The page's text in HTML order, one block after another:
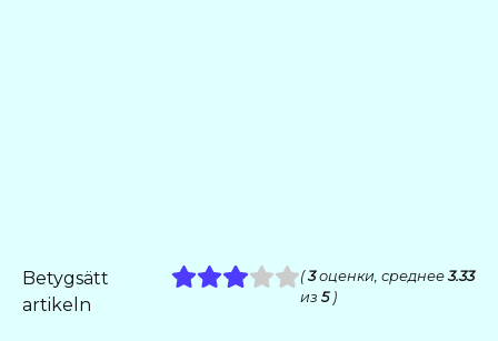
Betygsätt
artikeln
(3оценки, среднее3.33
из5)